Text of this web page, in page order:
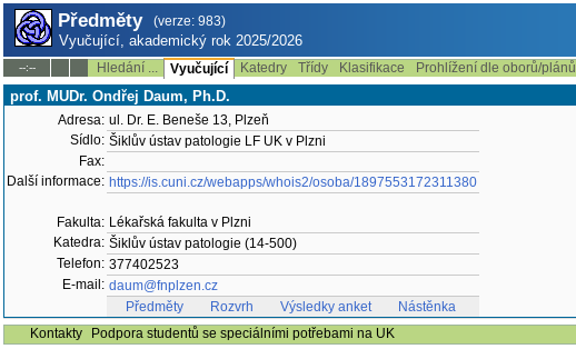
Předměty (verze: 983)
Vyučující, akademický rok 2025/2026
--:-- Hledání ... Vyučující Katedry Třídy Klasifikace Prohlížení dle oborů/plánů
prof. MUDr. Ondřej Daum, Ph.D.
Adresa: ul. Dr. E. Beneše 13, Plzeň
Sídlo: Šiklův ústav patologie LF UK v Plzni
Fax:
Další informace: https://is.cuni.cz/webapps/whois2/osoba/1897553172311380
Fakulta: Lékařská fakulta v Plzni
Katedra: Šiklův ústav patologie (14-500)
Telefon: 377402523
E-mail: daum@fnplzen.cz
Předměty
Rozvrh Výsledky anket
Nástěnka
Kontakty
Podpora studentů se speciálními potřebami na UK